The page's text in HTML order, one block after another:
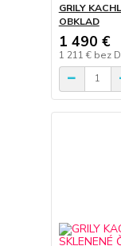
GRILY
OBKLAD
1 490 €
1 211 € bez